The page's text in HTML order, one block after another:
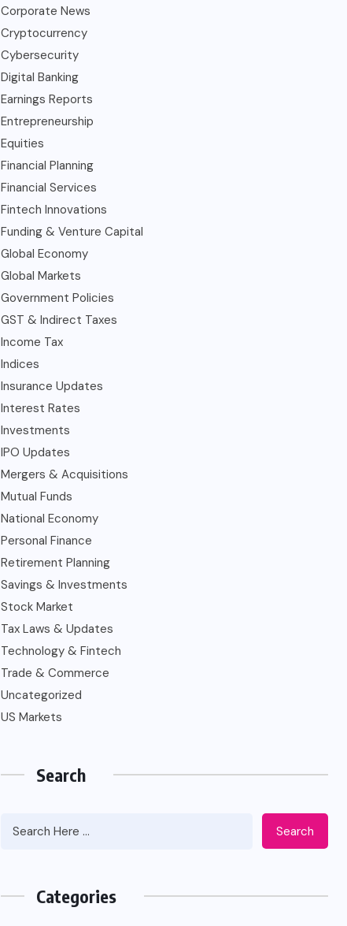
Corporate News
Cryptocurrency
Cybersecurity
Digital Banking
Earnings Reports
Entrepreneurship
Equities
Financial Planning
Financial Services
Fintech Innovations
Funding & Venture Capital
Global Economy
Global Markets
Government Policies
GST & Indirect Taxes
Income Tax
Indices
Insurance Updates
Interest Rates
Investments
IPO Updates
Mergers & Acquisitions
Mutual Funds
National Economy
Personal Finance
Retirement Planning
Savings & Investments
Stock Market
Tax Laws & Updates
Technology & Fintech
Trade & Commerce
Uncategorized
US Markets
Search
Search
Categories